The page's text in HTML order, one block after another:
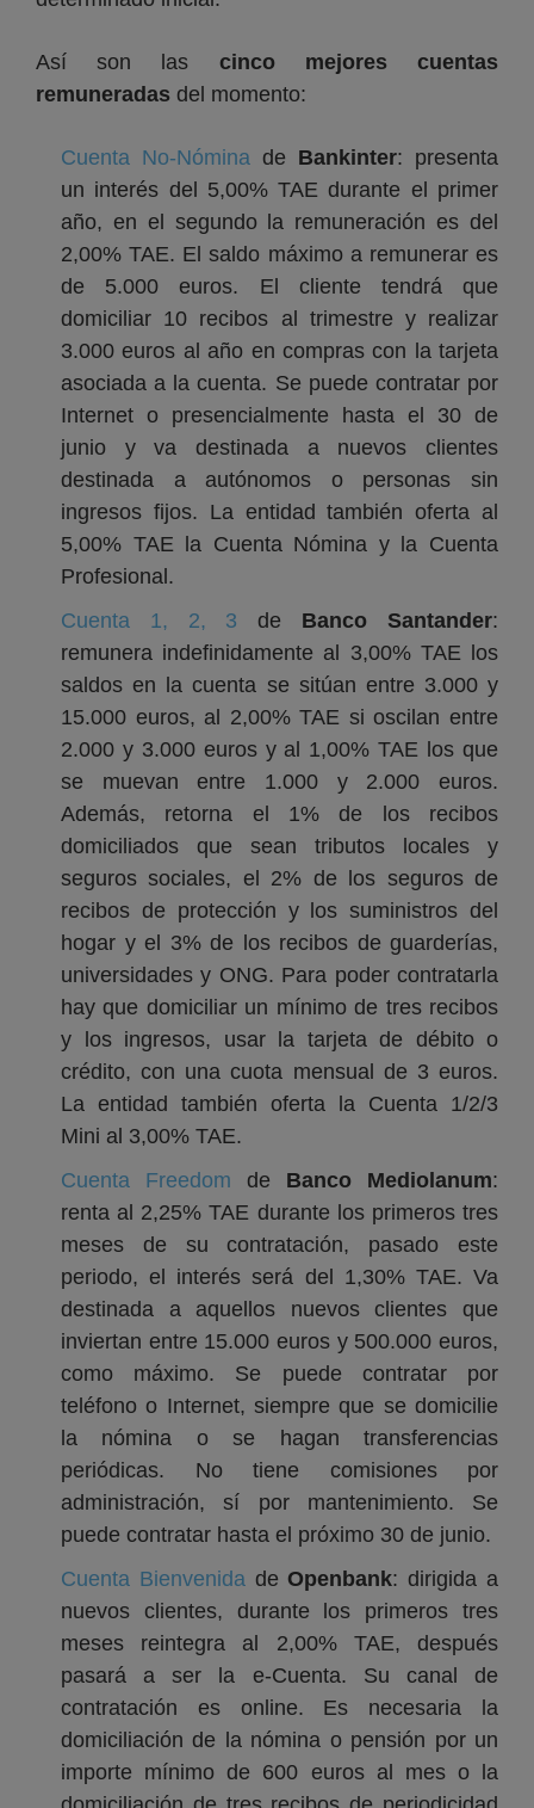
Así son las cinco mejores cuentas
remuneradas del momento:
Cuenta No-Nómina de Bankinter: presenta
un interés del 5,00% TAE durante el primer
año, en el segundo la remuneración es del
2,00% TAE. El saldo máximo a remunerar es
de 5.000 euros. El cliente tendrá que
domiciliar 10 recibos al trimestre y realizar
3.000 euros al año en compras con la tarjeta
asociada a la cuenta. Se puede contratar por
Internet o presencialmente hasta el 30 de
junio y va destinada a nuevos clientes
destinada a autónomos o personas sin
ingresos fijos. La entidad también oferta al
5,00% TAE la Cuenta Nómina y la Cuenta
Profesional.
Cuenta 1, 2, 3 de Banco Santander:
remunera indefinidamente al 3,00% TAE los
saldos en la cuenta se sitúan entre 3.000 y
15.000 euros, al 2,00% TAE si oscilan entre
2.000 y 3.000 euros y al 1,00% TAE los que
se muevan entre 1.000 y 2.000 euros.
Además, retorna el 1% de los recibos
domiciliados que sean tributos locales y
seguros sociales, el 2% de los seguros de
recibos de protección y los suministros del
hogar y el 3% de los recibos de guarderías,
universidades y ONG. Para poder contratarla
hay que domiciliar un mínimo de tres recibos
y los ingresos, usar la tarjeta de débito o
crédito, con una cuota mensual de 3 euros.
La entidad también oferta la Cuenta 1/2/3
Mini al 3,00% TAE.
Cuenta Freedom de Banco Mediolanum:
renta al 2,25% TAE durante los primeros tres
meses de su contratación, pasado este
periodo, el interés será del 1,30% TAE. Va
destinada a aquellos nuevos clientes que
inviertan entre 15.000 euros y 500.000 euros,
como máximo. Se puede contratar por
teléfono o Internet, siempre que se domicilie
la nómina o se hagan transferencias
periódicas. No tiene comisiones por
administración, sí por mantenimiento. Se
puede contratar hasta el próximo 30 de junio.
Cuenta BienvenidadeOpenbank: dirigida a
nuevos clientes, durante los primeros tres
meses reintegra al 2,00% TAE, después
pasará a ser la e-Cuenta. Su canal de
contratación es online. Es necesaria la
domiciliación de la nómina o pensión por un
importe mínimo de 600 euros al mes o la